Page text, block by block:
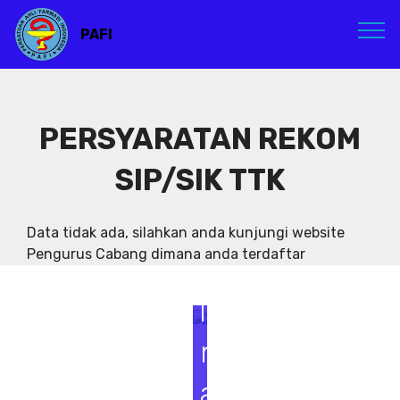
PAFI
PERSYARATAN REKOM
SIP/SIK TTK
Data tidak ada, silahkan anda kunjungi website
Pengurus Cabang dimana anda terdaftar
S
e
m
i
n
a